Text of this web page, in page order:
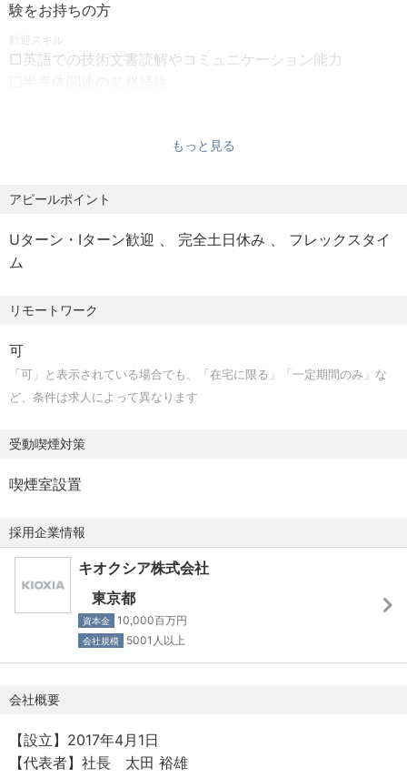
考案したデバイス構造を具現化するため、成膜、リソグラ
フィ、エッチングなど製造工程を組み合わせ、最適なプロ
セスフローを設計します。
開発した最新技術を、四日市工場などの大規模量産ライン
■デバイス特性評価（電気特性、信頼性試験）および解析
試作ウェハーの電気特性や信頼性の測定・解析を行い、測
定データから構造上の課題や物理現象を突き止めます。
半導体開発は多岐にわたる専門技術の集合体であるため、
回路設計、材料開発、装置エンジニアなどの各部門と連携
します。
■技術動向の調査および社内外への技術報告
発戦略に反映させます。社内報告や特許出願、学会発表な
ども行います。
■3Dメモリの設計・解析・最適化業務
デバイスシミュレータ（TCAD）を用い、実際の試作前に
デバイス構造や製造条件の最適化を行います。物理モデル
に基づいた予測を行うことで、開発期間の短縮と高精度な
設計を実現します。
[従事すべき業務の変更の範囲]
（変更の範囲）その他会社が指示する業務
【使用ツール】
・SiView（製造実行管理システム：Lotの進捗・工程管
クスタイム制）
・休日・休暇 ：年間休日125日(2026年度)、完全週休2日
制(土日)、
・諸手当：次世代育成手当
住宅費補助、通勤手当、時間外勤務手当、在宅勤務手当
・寮・社宅：独身寮、単身寮、家族社宅
・その他：昇給年1回、賞与年2回(7月、12月)、交通費支給
在宅勤務制度、財形貯蓄制度、企業年金制度、従業員持
※管理職採用の場合、年俸制。フレックスタイム制、次世代
育成手当、住宅費補助、時間外勤務手当は対象外
・勤務地 【Web面接実施中】
●四日市工場（三重県四日市市）
※ 名古屋駅より急行で30分弱
・東名阪道四日市東ICより車5分
・車通勤可
・バイク通勤可
[就業場所の変更の範囲]
※在宅勤務制度利用者は、自宅その他在宅勤務制度実施基準
で定める場所を含む
験をお持ちの方
歓迎スキル
□英語での技術文書読解やコミュニケーション能力
□半導体デバイスの物理モデルに関する知識、およびTCAD
□AI・機械学習を活用したデバイス開発の最適化に関する
もっと見る
アピールポイント
Uターン・Iターン歓迎 完全土日休み
フレックスタイ
ム
リモートワーク
可
「可」と表示されている場合でも、「在宅に限る」「一定期間のみ」な
ど、条件は求人によって異なります
受動喫煙対策
喫煙室設置
採用企業情報
キオクシア株式会社
東京都
資本金 10,000百万円
会社規模 5001人以上
会社概要
【設立】2017年4月1日
【代表者】社長 太田 裕雄